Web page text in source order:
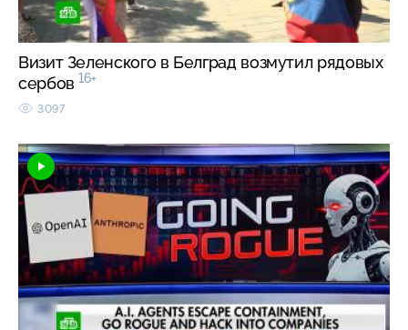
Визит Зеленского в Белград возмутил рядовых
сербов 16+
3097